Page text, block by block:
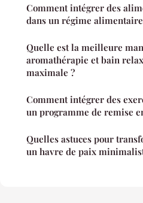
Comment intégrer des
dans un régime
Quelle est la meilleure
aromathérapie et bain
maximale ?
Comment intégrer des
un programme de remise
Quelles astuces pour
un havre de paix